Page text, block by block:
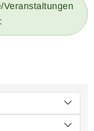
Veranstaltungen